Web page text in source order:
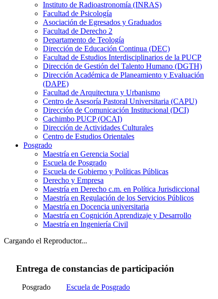
Instituto de Radioastronomía (INRAS)
Facultad de Psicología
Asociación de Egresados y Graduados
Facultad de Derecho 2
Departamento de Teología
Dirección de Educación Continua (DEC)
Facultad de Estudios Interdisciplinarios de la PUCP
Dirección de Gestión del Talento Humano (DGTH)
Dirección Académica de Planeamiento y Evaluación
(DAPE)
Facultad de Arquitectura y Urbanismo
Centro de Asesoría Pastoral Universitaria (CAPU)
Dirección de Comunicación Institucional (DCI)
Cachimbo PUCP (OCAI)
Dirección de Actividades Culturales
Centro de Estudios Orientales
Posgrado
Maestría en Gerencia Social
Escuela de Posgrado
Escuela de Gobierno y Políticas Públicas
Derecho y Empresa
Maestría en Derecho c.m. en Política Jurisdiccional
Maestría en Regulación de los Servicios Públicos
Maestría en Docencia universitaria
Maestría en Cognición Aprendizaje y Desarrollo
Maestría en Ingeniería Civil
Cargando el Reproductor...
Entrega de constancias de participación
Posgrado
Escuela de Posgrado